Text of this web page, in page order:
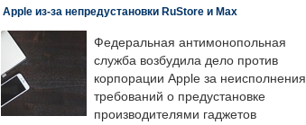
Apple из-за непредустановки RuStore и Max
Федеральная антимонопольная
служба возбудила дело против
корпорации Apple за неисполнения
требований о предустановке
производителями гаджетов